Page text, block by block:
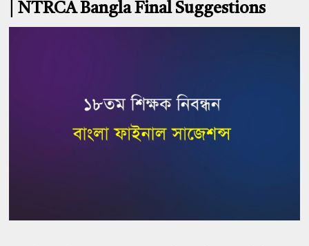
| NTRCA Bangla Final Suggestions